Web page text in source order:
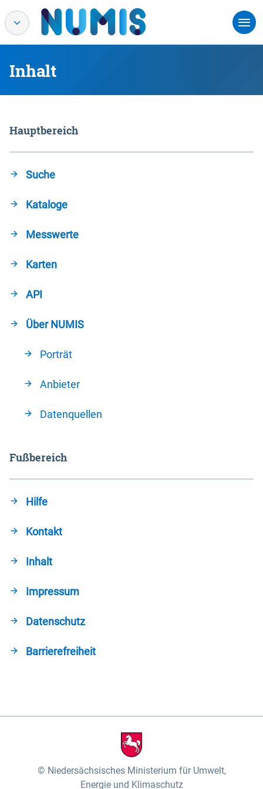
Inhalt
Hauptbereich
Suche
Kataloge
Messwerte
Karten
API
Über NUMIS
Porträt
Anbieter
Datenquellen
Fußbereich
Hilfe
Kontakt
Inhalt
Impressum
Datenschutz
Barrierefreiheit
Niedersächsisches Ministerium für Umwelt,
Energie und Klimaschutz